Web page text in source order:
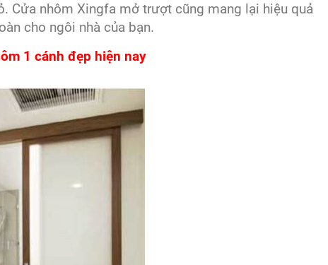
Cửa nhôm Xingfa mở trượt cũng mang lại hiệu quả
cho ngôi nhà của bạn.
1 cánh đẹp hiện nay